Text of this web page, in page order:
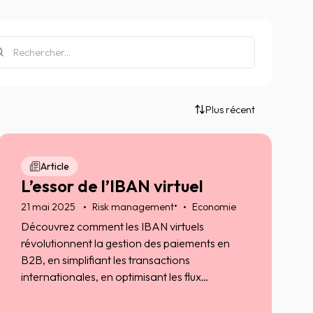
Plus récent
Article
L’essor de l’IBAN virtuel
21 mai 2025 Risk management• Economie
Découvrez comment les IBAN virtuels
révolutionnent la gestion des paiements en
B2B, en simplifiant les transactions
internationales, en optimisant les flux